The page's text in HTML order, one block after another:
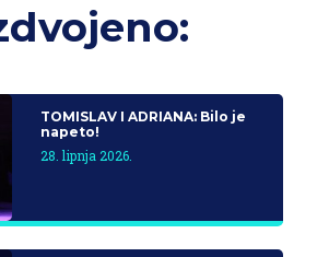
TOMISLAV I ADRIANA: Bilo je
napeto!
28. lipnja 2026.